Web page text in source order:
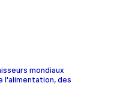
mondiaux
l'alimentation, des